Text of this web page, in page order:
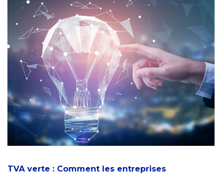
TVA verte : Comment les entreprises